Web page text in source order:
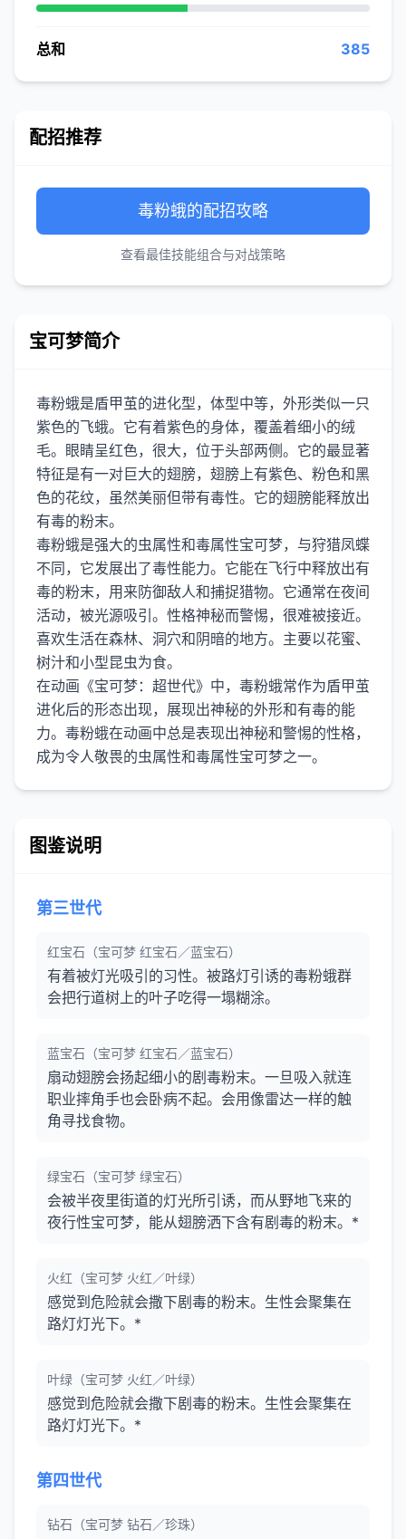
总和 385
配招推荐
毒粉蛾的配招攻略
查看最佳技能组合与对战策略
宝可梦简介
毒粉蛾是盾甲茧的进化型，体型中等，外形类似一只
紫色的飞蛾。它有着紫色的身体，覆盖着细小的绒
毛。眼睛呈红色，很大，位于头部两侧。它的最显著
特征是有一对巨大的翅膀，翅膀上有紫色、粉色和黑
色的花纹，虽然美丽但带有毒性。它的翅膀能释放出
有毒的粉末。
毒粉蛾是强大的虫属性和毒属性宝可梦，与狩猎凤蝶
不同，它发展出了毒性能力。它能在飞行中释放出有
毒的粉末，用来防御敌人和捕捉猎物。它通常在夜间
活动，被光源吸引。性格神秘而警惕，很难被接近。
喜欢生活在森林、洞穴和阴暗的地方。主要以花蜜、
树汁和小型昆虫为食。
在动画《宝可梦：超世代》中，毒粉蛾常作为盾甲茧
进化后的形态出现，展现出神秘的外形和有毒的能
力。毒粉蛾在动画中总是表现出神秘和警惕的性格，
图鉴说明
第三世代
红宝石（宝可梦 红宝石／蓝宝石）
有着被灯光吸引的习性。被路灯引诱的毒粉蛾群
会把行道树上的叶子吃得一塌糊涂。
蓝宝石（宝可梦 红宝石／蓝宝石）
扇动翅膀会扬起细小的剧毒粉末。一旦吸入就连
职业摔角手也会卧病不起。会用像雷达一样的触
角寻找食物。
绿宝石（宝可梦 绿宝石）
会被半夜里街道的灯光所引诱，而从野地飞来的
夜行性宝可梦，能从翅膀洒下含有剧毒的粉末。*
火红（宝可梦 火红／叶绿）
感觉到危险就会撒下剧毒的粉末。生性会聚集在
路灯灯光下。*
叶绿（宝可梦 火红／叶绿）
感觉到危险就会撒下剧毒的粉末。生性会聚集在
路灯灯光下。*
第四世代
钻石（宝可梦 钻石／珍珠）